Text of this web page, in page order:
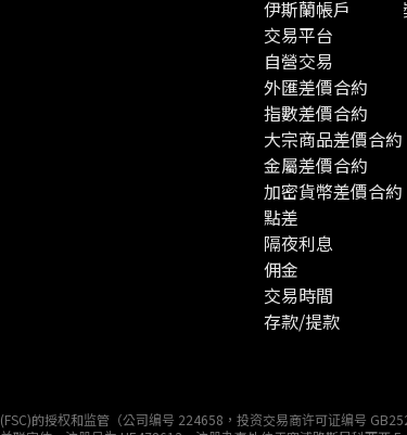
伊斯蘭帳戶
交易平台
自營交易
外匯差價合約
指數差價合約
大宗商品差價合約
金屬差價合約
加密貨幣差價合約
點差
隔夜利息
佣金
交易時間
存款/提款
的授权和监管（公司编号 224658，投资交易商许可证编号